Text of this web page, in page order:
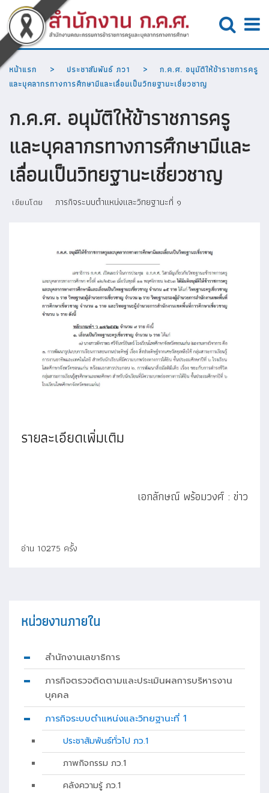
หน้าแรก ประชาสัมพันธ์ ภว1
ก.ค.ศ. อนุมัติให้ข้าราชการครู
และบุคลากรทางการศึกษามีและเลื่อนเป็นวิทยฐานะเชี่ยวชาญ
ก.ค.ศ. อนุมัติให้ข้าราชการครู
และบุคลากรทางการศึกษามีและ
เลื่อนเป็นวิทยฐานะเชี่ยวชาญ
เขียนโดย ภารกิจระบบตำแหน่งและวิทยฐานะที่ ๑
รายละเอียดเพิ่มเติม
เอกลักษณ์ พร้อมวงศ์ : ข่าว
อ่าน 10275 ครั้ง
หน่วยงานภายใน
สำนักงานเลขาธิการ
ภารกิจตรวจติดตามและประเมินผลการบริหารงาน
บุคคล
ภารกิจระบบตำแหน่งและวิทยฐานะที่ 1
ประชาสัมพันธ์ทั่วไป ภว.1
ภาพกิจกรรม ภว.1
คลังความรู้ ภว.1